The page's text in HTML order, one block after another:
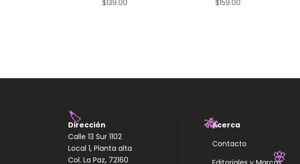
$139.00 $159.00
Dirección
Calle 13 Sur 1102
Local 1, Planta alta
Col. La Paz, 72160
Acerca
Contacto
🎋
🏷️